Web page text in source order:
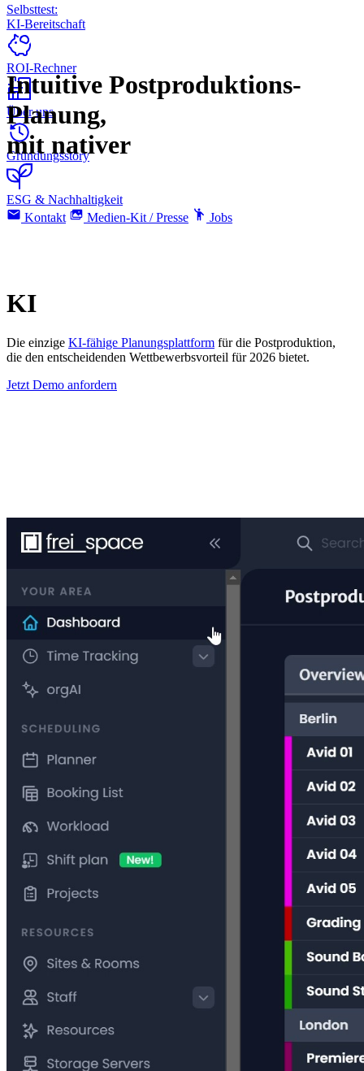
Selbsttest:
KI-Bereitschaft
ROI-Rechner
Über uns
Gründungsstory
ESG & Nachhaltigkeit
Kontakt
Medien-Kit / Presse Jobs
Intuitive Postproduktions-
Planung,
mit nativer
KI
Die einzige KI-fähige Planungsplattform für die Postproduktion,
die den entscheidenden Wettbewerbsvorteil für 2026 bietet.
Jetzt Demo anfordern